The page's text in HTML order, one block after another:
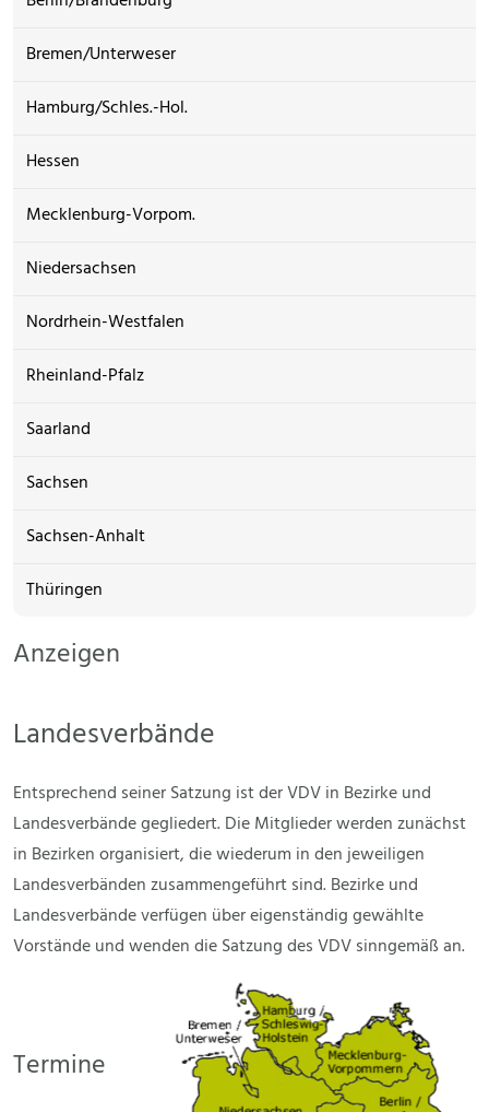
Bremen/Unterweser
Hamburg/Schles.-Hol.
Hessen
Mecklenburg-Vorpom.
Niedersachsen
Nordrhein-Westfalen
Rheinland-Pfalz
Saarland
Sachsen
Sachsen-Anhalt
Thüringen
Anzeigen
Landesverbände
Entsprechend seiner Satzung ist der VDV in Bezirke und
Landesverbände gegliedert. Die Mitglieder werden zunächst
in Bezirken organisiert, die wiederum in den jeweiligen
Landesverbänden zusammengeführt sind. Bezirke und
Landesverbände verfügen über eigenständig gewählte
Vorstände und wenden die Satzung des VDV sinngemäß an.
Termine